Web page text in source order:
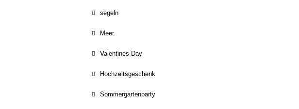
segeln
Meer
Valentines Day
Hochzeitsgeschenk
Sommergartenparty